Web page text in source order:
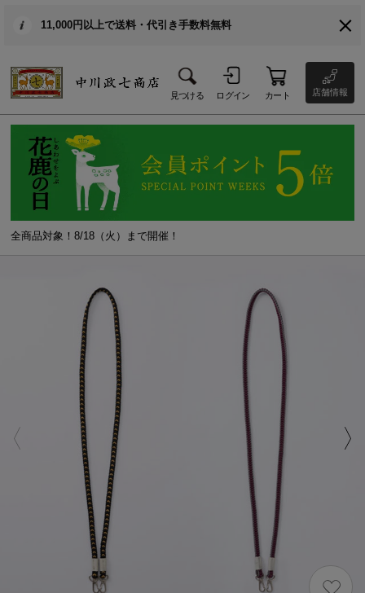
11,000円以上で送料・代引き手数料無料
見つける ログイン カート 店舗情報
全商品対象！8/18（火）まで開催！